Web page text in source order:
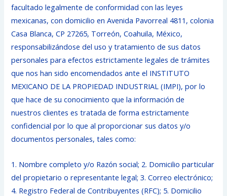
facultado legalmente de conformidad con las leyes
mexicanas, con domicilio en Avenida Pavorreal 4811, colonia
Casa Blanca, CP 27265, Torreón, Coahuila, México,
responsabilizándose del uso y tratamiento de sus datos
personales para efectos estrictamente legales de trámites
que nos han sido encomendados ante el INSTITUTO
MEXICANO DE LA PROPIEDAD INDUSTRIAL (IMPI), por lo
que hace de su conocimiento que la información de
nuestros clientes es tratada de forma estrictamente
confidencial por lo que al proporcionar sus datos y/o
documentos personales, tales como:
1. Nombre completo y/o Razón social; 2. Domicilio particular
del propietario o representante legal; 3. Correo electrónico;
4. Registro Federal de Contribuyentes (RFC); 5. Domicilio